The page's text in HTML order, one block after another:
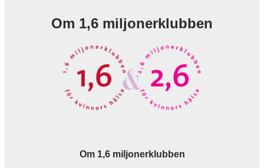
Om 1,6 miljonerklubben
Om 1,6 miljonerklubben